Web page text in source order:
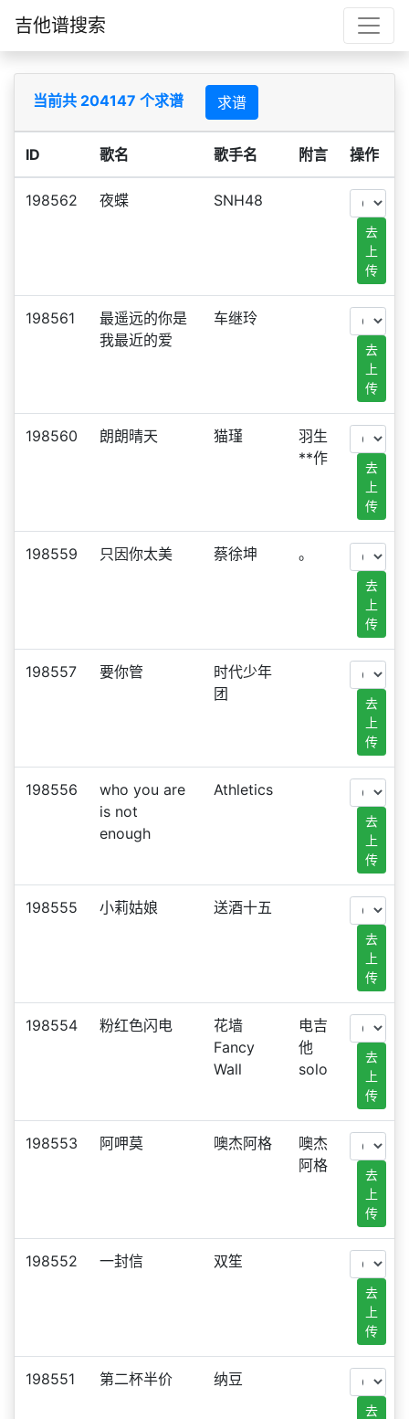
吉他谱搜索
当前共 204147 个求谱 求谱
ID 歌名 歌手名 附言 操作
198562 夜蝶 SNH48
去
上
传
198561
最遥远的你是
我最近的爱
车继玲
去
上
传
198560 朗朗晴天 猫瑾
羽生
**作
去
上
传
198559 只因你太美 蔡徐坤 。
去
上
传
198557 要你管
时代少年
团
去
上
传
198556
who you are
is not
enough
Athletics
去
上
传
198555 小莉姑娘 送酒十五
去
上
传
198554 粉红色闪电
花墙
Fancy
Wall
电吉
他
solo
去
上
传
198553 阿呷莫 噢杰阿格
噢杰
阿格
去
上
传
198552 一封信 双笙
去
上
传
198551 第二杯半价 纳豆
去